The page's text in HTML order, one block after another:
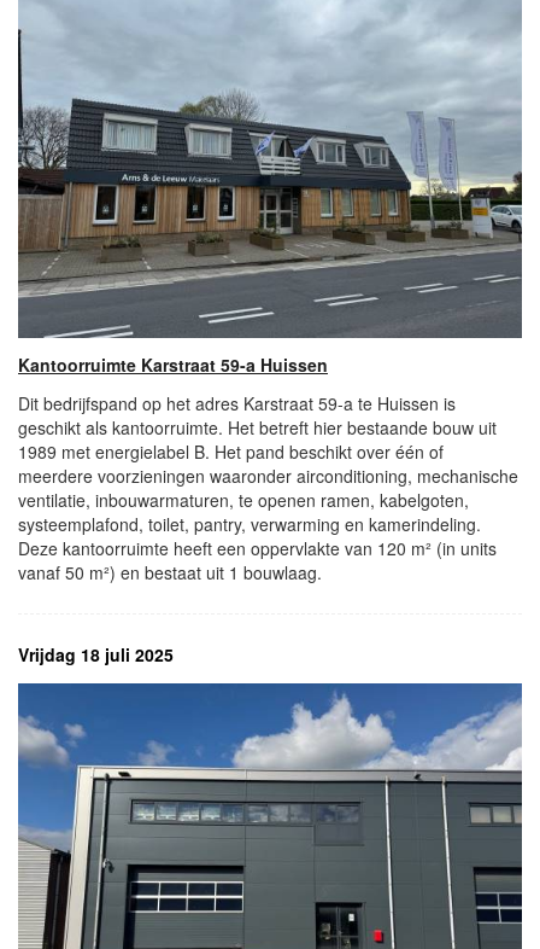
Kantoorruimte Karstraat 59-a Huissen
Dit bedrijfspand op het adres Karstraat 59-a te Huissen is
geschikt als kantoorruimte. Het betreft hier bestaande bouw uit
1989 met energielabel B. Het pand beschikt over één of
meerdere voorzieningen waaronder airconditioning, mechanische
ventilatie, inbouwarmaturen, te openen ramen, kabelgoten,
systeemplafond, toilet, pantry, verwarming en kamerindeling.
Deze kantoorruimte heeft een oppervlakte van 120 m² (in units
vanaf 50 m²) en bestaat uit 1 bouwlaag.
Vrijdag 18 juli 2025